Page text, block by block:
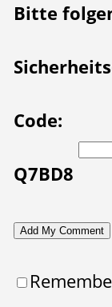
Bitte
Code:
Q7BD8